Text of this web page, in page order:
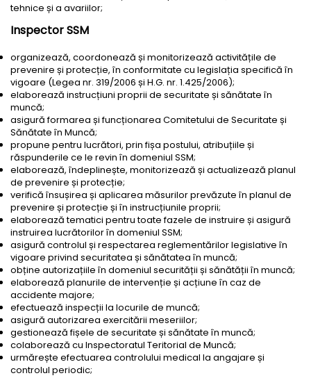
tehnice și a avariilor;
Inspector SSM
organizează, coordonează și monitorizează activitățile de
prevenire și protecție, în conformitate cu legislația specifică în
vigoare (Legea nr. 319/2006 și H.G. nr. 1.425/2006);
elaborează instrucțiuni proprii de securitate și sănătate în
muncă;
asigură formarea și funcționarea Comitetului de Securitate și
Sănătate în Muncă;
propune pentru lucrători, prin fișa postului, atribuțiile și
răspunderile ce le revin în domeniul SSM;
elaborează, îndeplinește, monitorizează și actualizează planul
de prevenire și protecție;
verifică însușirea și aplicarea măsurilor prevăzute în planul de
prevenire și protecție și în instrucțiunile proprii;
elaborează tematici pentru toate fazele de instruire și asigură
instruirea lucrătorilor în domeniul SSM;
asigură controlul și respectarea reglementărilor legislative în
vigoare privind securitatea și sănătatea în muncă;
obține autorizațiile în domeniul securității și sănătății în muncă;
elaborează planurile de intervenție și acțiune în caz de
accidente majore;
efectuează inspecții la locurile de muncă;
asigură autorizarea exercitării meseriilor;
gestionează fișele de securitate și sănătate în muncă;
colaborează cu Inspectoratul Teritorial de Muncă;
urmărește efectuarea controlului medical la angajare și
controlul periodic;